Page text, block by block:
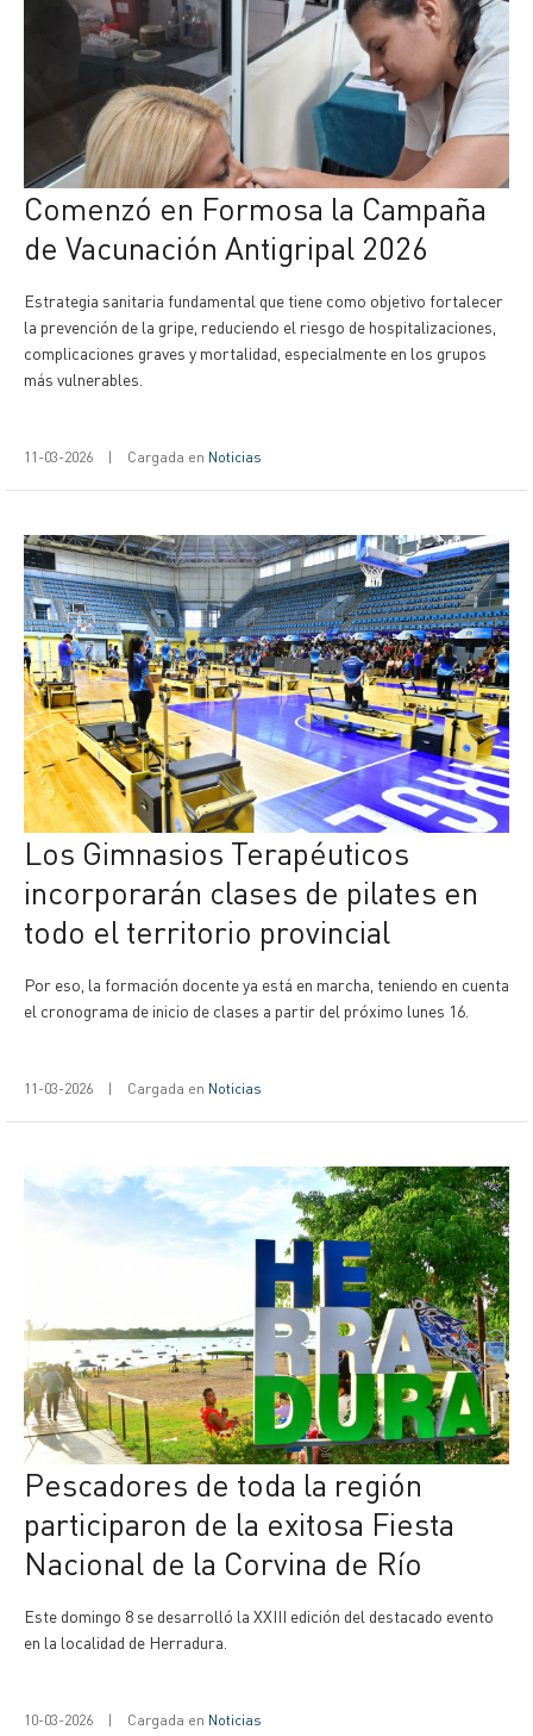
Comenzó en Formosa la Campaña
de Vacunación Antigripal 2026
Estrategia sanitaria fundamental que tiene como objetivo fortalecer
la prevención de la gripe, reduciendo el riesgo de hospitalizaciones,
complicaciones graves y mortalidad, especialmente en los grupos
más vulnerables.
11-03-2026 | Cargada en Noticias
Los Gimnasios Terapéuticos
incorporarán clases de pilates en
todo el territorio provincial
Por eso, la formación docente ya está en marcha, teniendo en cuenta
el cronograma de inicio de clases a partir del próximo lunes 16.
11-03-2026 | Cargada en Noticias
Pescadores de toda la región
participaron de la exitosa Fiesta
Nacional de la Corvina de Río
Este domingo 8 se desarrolló la XXIII edición del destacado evento
en la localidad de Herradura.
10-03-2026 | Cargada en Noticias